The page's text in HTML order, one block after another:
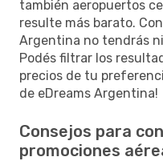
también aeropuertos
resulte más barato.
Argentina no tendrás
Podés filtrar los
precios de tu
de eDreams Argentina!
Consejos para
promociones